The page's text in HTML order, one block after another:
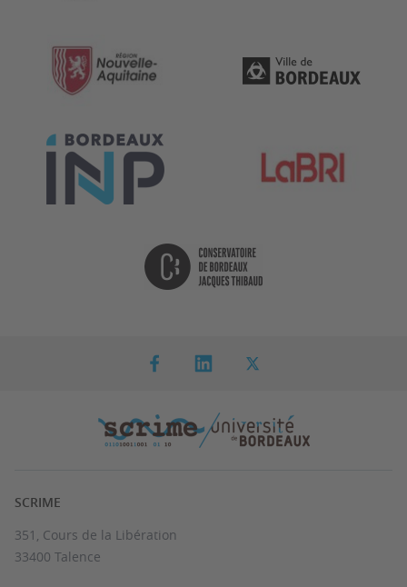
SCRIME
351, Cours de la Libération
33400 Talence